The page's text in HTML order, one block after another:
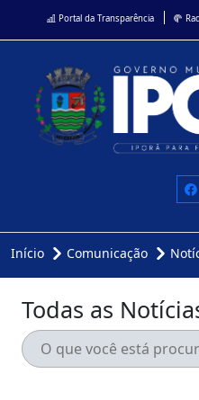
Portal da Transparência
Início Comunicação
Todas as